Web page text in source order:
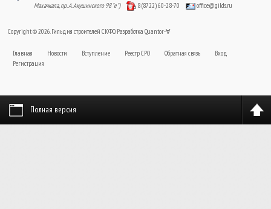
Махачкала, пр. А. Акушинского 98 "е")
8 (8722) 60-28-70 office@gilds.ru
Copyright © 2026. Гильдия строителей СКФО. Разработка Quantor-∀
Главная Новости Вступление Реестр СРО Обратная связь
Вход
Регистрация
Полная версия